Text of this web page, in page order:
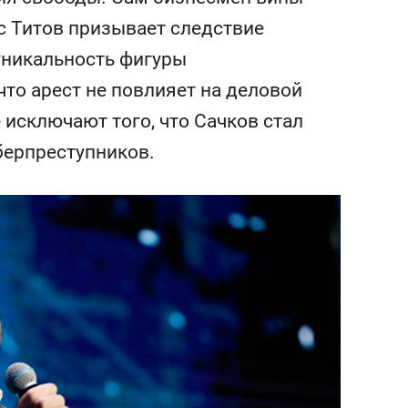
призывает следствие
фигуры
арест не повлияет на деловой
того, что Сачков стал